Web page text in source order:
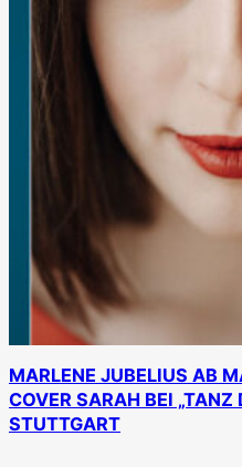
MARLENE JUBELIUS AB
COVER SARAH BEI „TANZ
STUTTGART